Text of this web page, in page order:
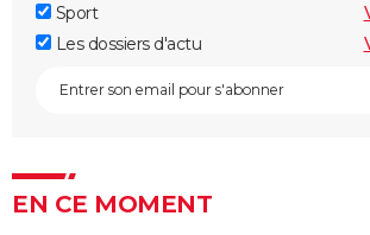
Sport
Les dossiers d'actu
EN CE MOMENT